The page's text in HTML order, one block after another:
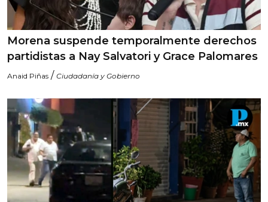
Morena suspende temporalmente derechos
partidistas a Nay Salvatori y Grace Palomares
Anaid Piñas / Ciudadanía y Gobierno